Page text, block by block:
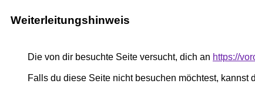
Weiterleitungshinweis
Die von dir besuchte Seite versucht, dich an https://
Falls du diese Seite nicht besuchen möchtest, kannst